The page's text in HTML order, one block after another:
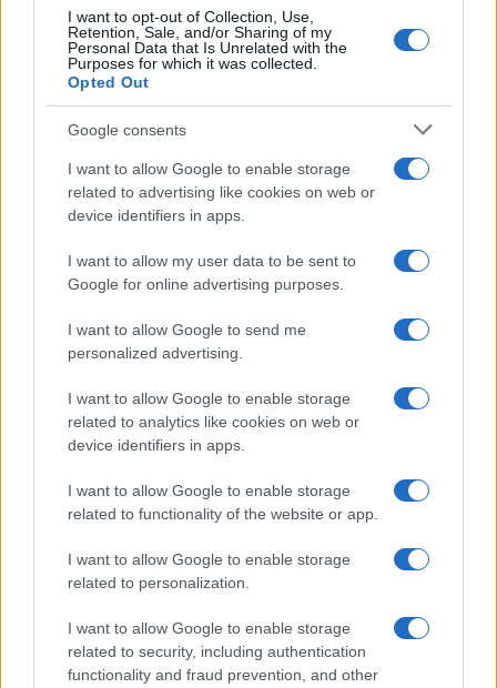
I want to opt-out of Collection, Use,
Retention, Sale, and/or Sharing of my
Personal Data that Is Unrelated with the
Purposes for which it was collected.
Opted Out
Google consents
I want to allow Google to enable storage
related to advertising like cookies on web or
device identifiers in apps.
I want to allow my user data to be sent to
Google for online advertising purposes.
I want to allow Google to send me
personalized advertising.
I want to allow Google to enable storage
related to analytics like cookies on web or
device identifiers in apps.
I want to allow Google to enable storage
related to functionality of the website or app.
I want to allow Google to enable storage
related to personalization.
I want to allow Google to enable storage
related to security, including authentication
functionality and fraud prevention, and other
Saznaj više
16.11.17. 18:32
Posao novinara je opasniji nego što mislite: EVO
ŠTA SE DOGODILO OVOM REPORTERU!